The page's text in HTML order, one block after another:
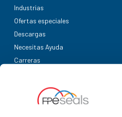
Industrias
Ofertas especiales
Descargas
Necesitas Ayuda
Carreras